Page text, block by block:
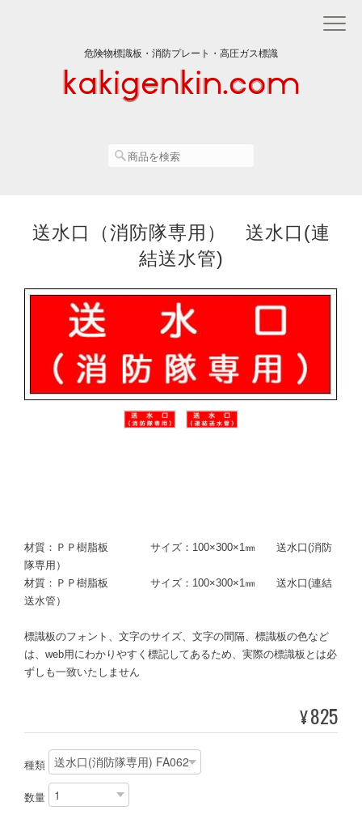
危険物標識板・消防プレート・高圧ガス標識
送水口（消防隊専用） 送水口(連
結送水管)
材質：ＰＰ樹脂板 サイズ：100×300×1㎜ 送水口(消防
隊専用）
材質：ＰＰ樹脂板 サイズ：100×300×1㎜ 送水口(連結
送水管）
標識板のフォント、文字のサイズ、文字の間隔、標識板の色など
は、web用にわかりやすく標記してあるため、実際の標識板とは必
ずしも一致いたしません
¥825
種類
数量